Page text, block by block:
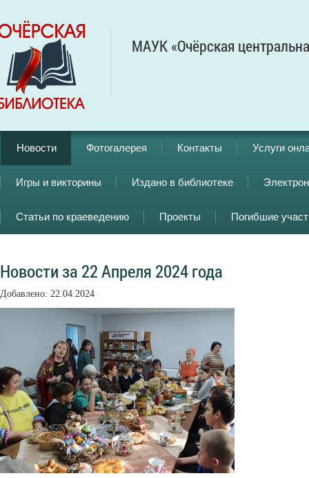
МАУК «Очёрская
Новости Фотогалерея Контакты Услуги
Игры и викторины Издано в библиотеке
Статьи по краеведению Проекты Погибшие
Новости за 22 Апреля 2024 года
Добавлено: 22.04.2024